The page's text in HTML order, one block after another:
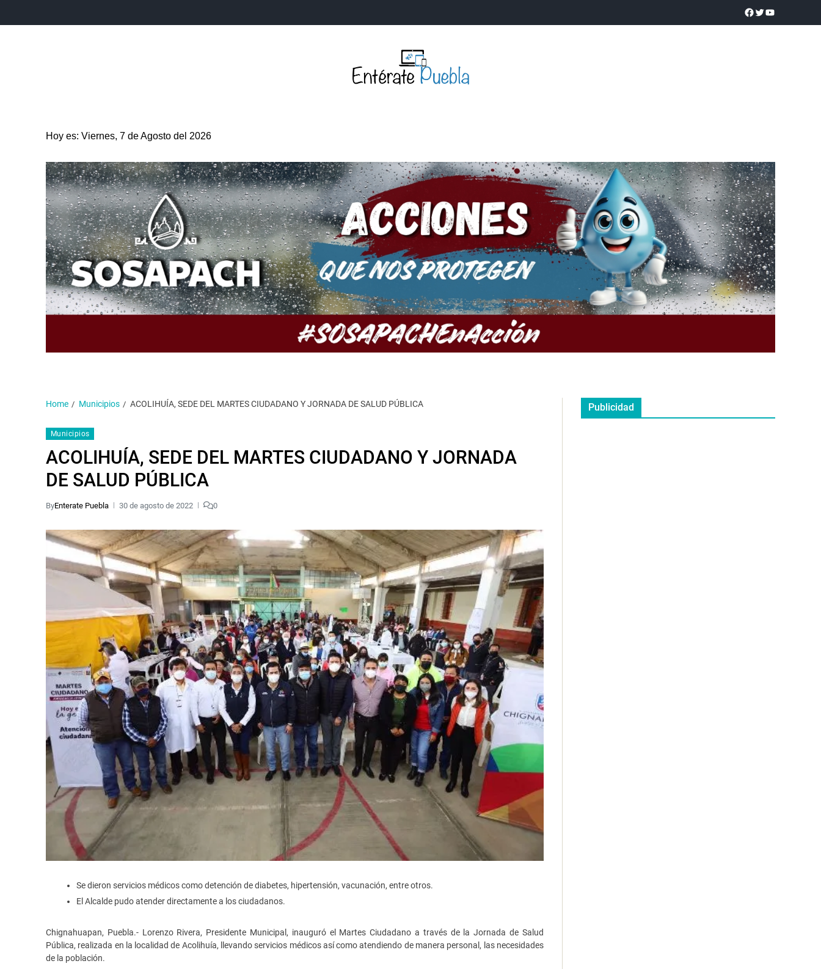
ENTRETENIMIENTO SALUD DEPORTES CIENCIA Y TECNOLOGÍA OPINIÓN SOCIEDAD ANUNCIOS
Hoy es: Viernes, 7 de Agosto del 2026
Home Municipios ACOLIHUÍA, SEDE DEL MARTES CIUDADANO Y JORNADA DE SALUD PÚBLICA
Municipios
ACOLIHUÍA, SEDE DEL MARTES CIUDADANO Y JORNADA
DE SALUD PÚBLICA
ByEnterate Puebla 30 de agosto de 2022 0
Se dieron servicios médicos como detención de diabetes, hipertensión, vacunación, entre otros.
El Alcalde pudo atender directamente a los ciudadanos.
Chignahuapan, Puebla.- Lorenzo Rivera, Presidente Municipal, inauguró el Martes Ciudadano a través de la Jornada de Salud
Pública, realizada en la localidad de Acolihuía, llevando servicios médicos así como atendiendo de manera personal, las necesidades
de la población.
Publicidad